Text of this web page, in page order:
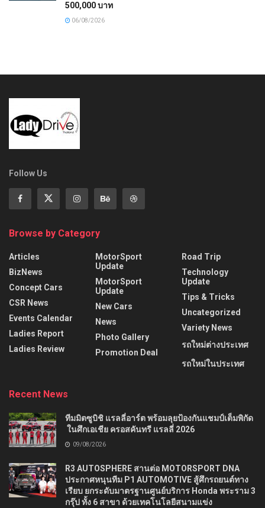
500,000 บาท
06/08/2026
Follow Us
Browse by Category
Articles
BizNews
Concept Cars
CSR News
Events Calendar
Ladies Report
Ladies Review
MotorSport
Update
MotorSport
Update
New Cars
News
Photo Gallery
Promotion Deal
Road Trip
Technology
Update
Tips & Tricks
Uncategorized
Variety News
รถใหม่ต่างประเทศ
รถใหม่ในประเทศ
Recent News
ทีมมิตซูบิชิ แรลลี่อาร์ต พร้อมลุยป้องกันแชมป์เต็มพิกัด
ในศึกเอเชีย ครอสคันทรี แรลลี่ 2026
09/08/2026
R3 AUTOSPHERE สานต่อ MOTORSPORT DNA
ประกาศหนุนทีม P1 AUTOMOTIVE สู้ศึกรถยนต์ทาง
เรียบ ยกระดับมาตรฐานศูนย์บริการ Honda พระราม 3
กรุ๊ป ทั้ง 6 สาขา ด้วยเทคโนโลยีสนามแข่ง